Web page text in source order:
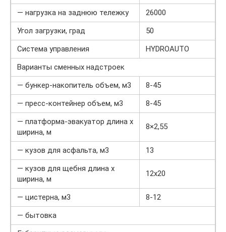
— нагрузка на заднюю тележку
26000
Угол загрузки, град
50
Система управления
HYDROAUTO
Варианты сменных надстроек
— бункер-накопитель объем, м3
8-45
— пресс-контейнер объем, м3
8-45
— платформа-эвакуатор длина x
ширина, м
8×2,55
— кузов для асфальта, м3
13
— кузов для щебня длина x
ширина, м
12х20
— цистерна, м3
8-12
— бытовка